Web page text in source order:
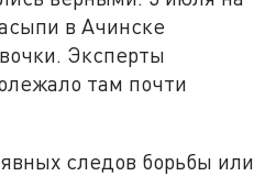
в Ачинске
Эксперты
там почти
следов борьбы или